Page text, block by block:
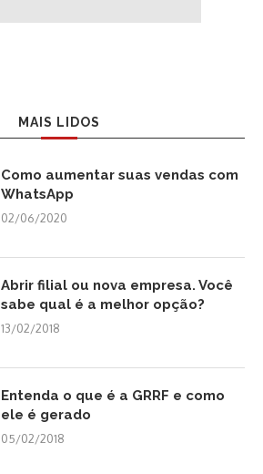
MAIS LIDOS
Como aumentar suas vendas com
WhatsApp
02/06/2020
Abrir filial ou nova empresa. Você
sabe qual é a melhor opção?
13/02/2018
Entenda o que é a GRRF e como
ele é gerado
05/02/2018